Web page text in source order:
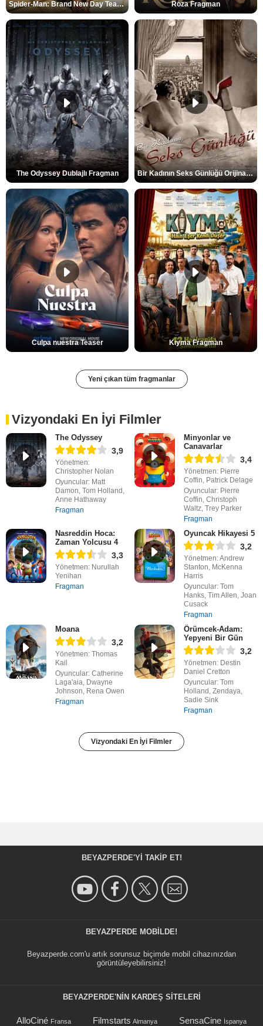
Spider-Man: Brand New Day Teaser Roza Fragman
The Odyssey Dublajlı Fragman Bir Kadının Seks Günlüğü Orijinal Fragman
Culpa nuestra Teaser Kıyma Fragman
Yeni çıkan tüm fragmanlar
Vizyondaki En İyi Filmler
The Odyssey
3,9
Yönetmen:
Christopher Nolan
Oyuncular: Matt
Damon, Tom Holland,
Anne Hathaway
Fragman
Minyonlar ve
Canavarlar
3,4
Yönetmen: Pierre
Coffin, Patrick Delage
Oyuncular: Pierre
Coffin, Christoph
Waltz, Trey Parker
Fragman
Nasreddin Hoca:
Zaman Yolcusu 4
3,3
Yönetmen: Nurullah
Yenihan
Fragman
Oyuncak Hikayesi 5
3,2
Yönetmen: Andrew
Stanton, McKenna
Harris
Oyuncular: Tom
Hanks, Tim Allen, Joan
Cusack
Fragman
Moana
3,2
Yönetmen: Thomas
Kail
Oyuncular: Catherine
Laga'aia, Dwayne
Johnson, Rena Owen
Fragman
Örümcek-Adam:
Yepyeni Bir Gün
3,2
Yönetmen: Destin
Daniel Cretton
Oyuncular: Tom
Holland, Zendaya,
Sadie Sink
Fragman
Vizyondaki En İyi Filmler
BEYAZPERDE'YI TAKIP ET!
BEYAZPERDE MOBILDE!
Beyazperde.com'u artık sorunsuz biçimde mobil cihazınızdan
görüntüleyebilirsiniz!
BEYAZPERDE'NIN KARDEŞ SİTELERİ
AlloCiné Fransa Filmstarts Almanya SensaCine İspanya